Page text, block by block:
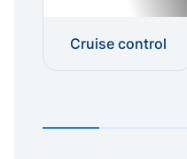
Cruise control